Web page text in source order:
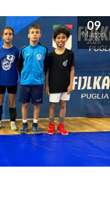
09
Maggio
2026